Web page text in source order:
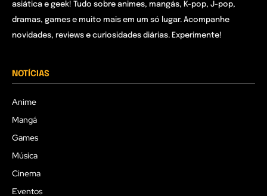
asiática e geek! Tudo sobre animes, mangás, K-pop, J-pop,
dramas, games e muito mais em um só lugar. Acompanhe
novidades, reviews e curiosidades diárias. Experimente!
NOTÍCIAS
Anime
Mangá
Games
Música
Cinema
Eventos